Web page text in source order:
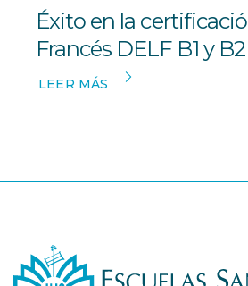
Éxito en la
Francés DELF B1 y B2
LEER MÁS